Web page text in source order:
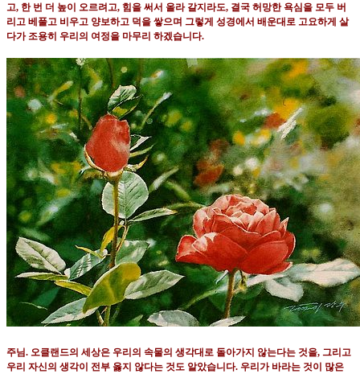
고, 한 번 더 높이 오르려고, 힘을 써서 올라 갈지라도, 결국 허망한 욕심을 모두 버
리고 베풀고 비우고 양보하고 덕을 쌓으며 그렇게 성경에서 배운대로 고요하게 살
다가 조용히 우리의 여정을 마무리 하겠습니다.
주님. 오클랜드의 세상은 우리의 속물의 생각대로 돌아가지 않는다는 것을, 그리고
우리 자신의 생각이 전부 옳지 않다는 것도 알았습니다. 우리가 바라는 것이 많은